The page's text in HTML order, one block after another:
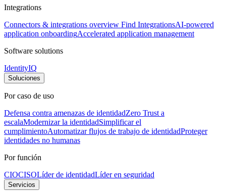
Integrations
Connectors & integrations overview Find IntegrationsAI-powered
application onboardingAccelerated application management
Software solutions
IdentityIQ
Soluciones
Por caso de uso
Defensa contra amenazas de identidadZero Trust a
escalaModernizar la identidadSimplificar el
cumplimientoAutomatizar flujos de trabajo de identidadProteger
identidades no humanas
Por función
CIOCISOLíder de identidadLíder en seguridad
Servicios